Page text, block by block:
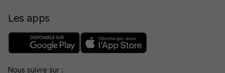
Les apps
Nous suivre sur :